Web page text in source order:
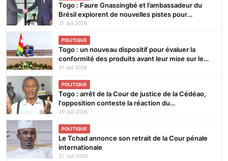
Togo : Faure Gnassingbé et l’ambassadeur du
Brésil explorent de nouvelles pistes pour
renforcer la coopération bilatérale
31 Juil 2026
POLITIQUE
Togo : un nouveau dispositif pour évaluer la
conformité des produits avant leur mise sur le
marché
31 Juil 2026
POLITIQUE
Togo : arrêt de la Cour de justice de la Cédéao,
l'opposition conteste la réaction du
gouvernement
29 Juil 2026
POLITIQUE
Le Tchad annonce son retrait de la Cour pénale
internationale
27 Juil 2026